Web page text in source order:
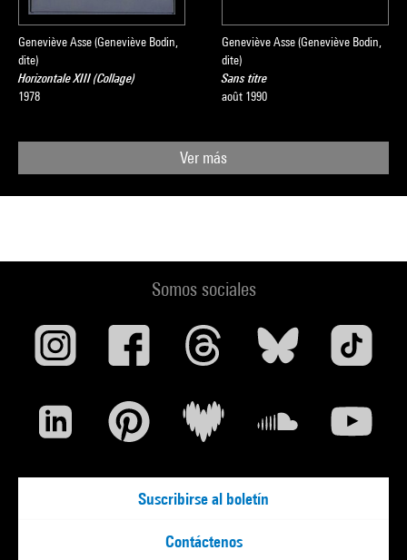
Geneviève Asse (Geneviève Bodin,
dite)
Horizontale XIII (Collage)
1978
Geneviève Asse (Geneviève Bodin,
dite)
Sans titre
août 1990
Ver más
Somos sociales
Suscribirse al boletín
Contáctenos